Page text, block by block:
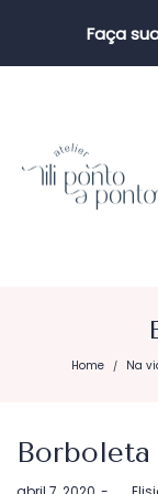
Faça
Home / Na
Postado